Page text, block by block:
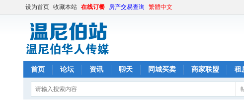
设为首页 收藏本站 在线订餐 房产交易查询 繁體中文
首页 论坛 资讯 聊天 同城买卖 商家联盟 租